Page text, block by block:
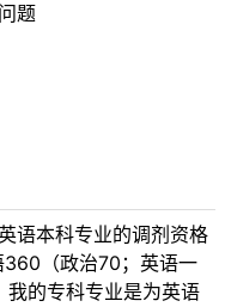
题
语本科专业的调剂资格
360（政治70；英语一
的专科专业是为英语